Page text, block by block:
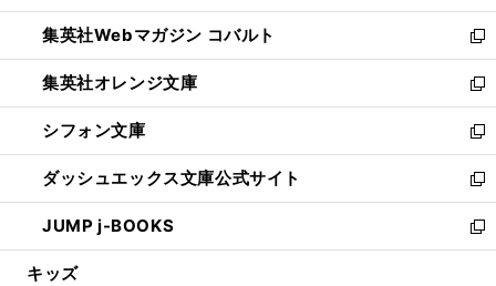
開
く
ウ
で
開
く
ン
ド
ウ
で
開
く
ウ
ィ
ン
ド
ウ
で
開
く
集英社Webマガジン コバルト
新
し
い
ウ
ィ
ン
ド
ウ
で
開
集英社オレンジ文庫
新
し
い
ウ
ィ
ン
ド
ウ
シフォン文庫
新
し
い
ウ
ィ
ン
ダッシュエックス文庫公式サイト
新
し
い
ウ
JUMP j-BOOKS
新
し
キッズ